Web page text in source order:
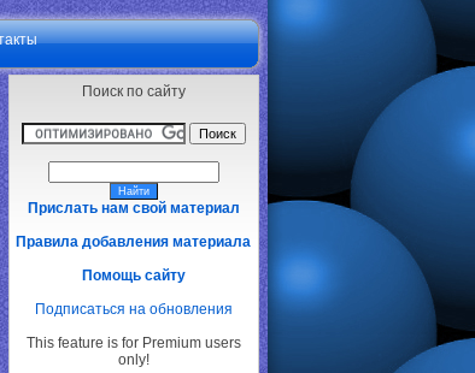
Поиск по сайту
Прислать нам свой материал
Правила добавления материала
Помощь сайту
Подписаться на обновления
This feature is for Premium users
only!